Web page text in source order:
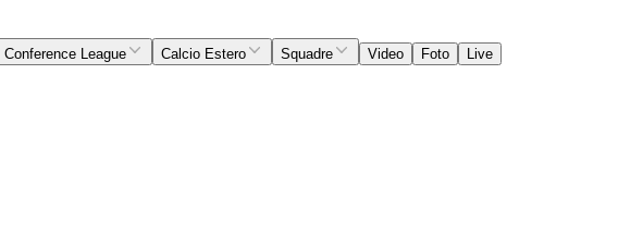
Conference League Calcio Estero Squadre Video Foto
Live